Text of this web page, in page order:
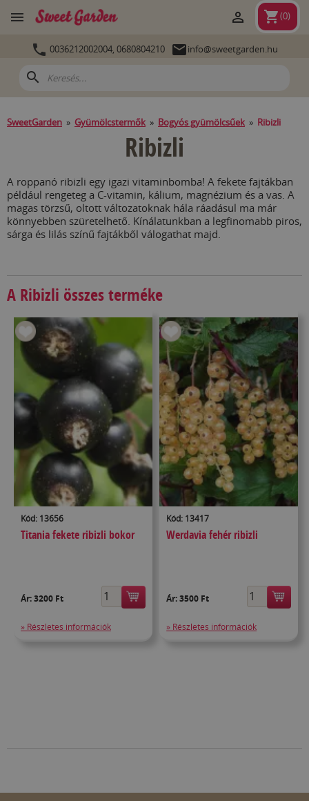
 shopping_cart(0)

 0036212002004, 0680804210 info@sweetgarden.hu
search
SweetGarden » Gyümölcstermők » Bogyós gyümölcsűek » Ribizli
Ribizli
A roppanó ribizli egy igazi vitaminbomba! A fekete fajtákban
például rengeteg a C-vitamin, kálium, magnézium és a vas. A
magas törzsű, oltott változatoknak hála ráadásul ma már
könnyebben szüretelhető. Kínálatunkban a legfinomabb piros,
sárga és lilás színű fajtákből válogathat majd.
A Ribizli összes terméke
Kód: 13656
Titania fekete ribizli bokor
Ár:3200 Ft
» Részletes információk
Kód: 13417
Werdavia fehér ribizli
Ár:3500 Ft
» Részletes információk